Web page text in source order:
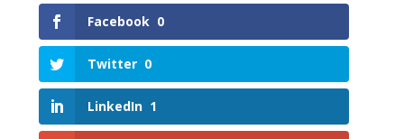
Facebook 0
Twitter 0
LinkedIn 1